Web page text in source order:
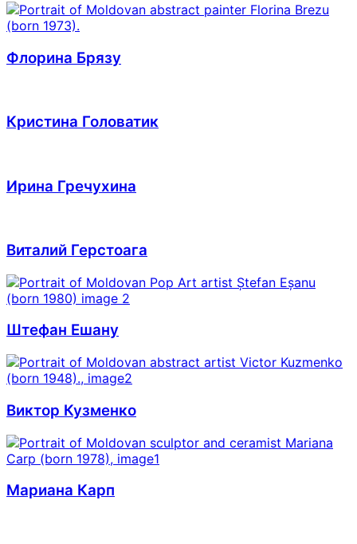
Флорина Брязу
Кристина Головатик
Ирина Гречухина
Виталий Герстоага
Штефан Ешану
Виктор Кузменко
Мариана Карп